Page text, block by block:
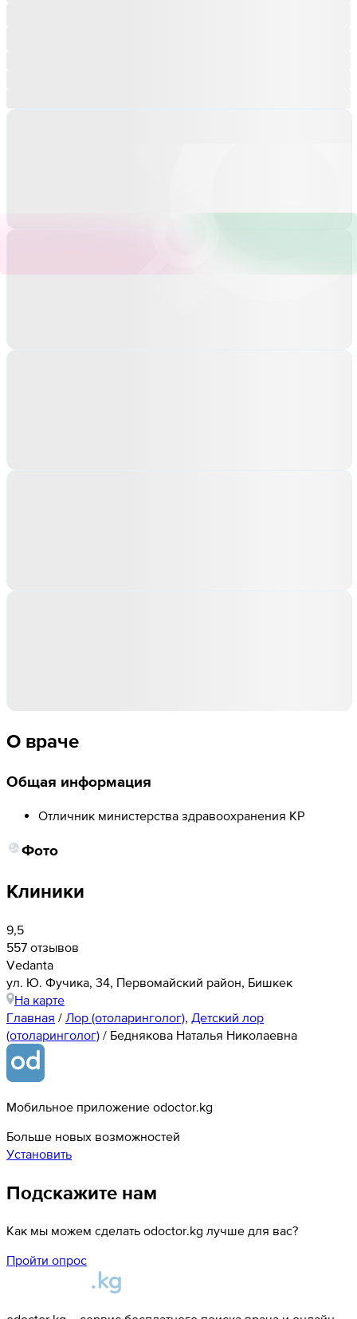
О враче
Общая информация
Отличник министерства здравоохранения КР
Фото
Клиники
9,5
557 отзывов
Vedanta
ул. Ю. Фучика, 34, Первомайский район, Бишкек
На карте
Главная / Лор (отоларинголог), Детский лор
(отоларинголог) / Беднякова Наталья Николаевна
Мобильное приложение odoctor.kg
Больше новых возможностей
Установить
Подскажите нам
Как мы можем сделать odoctor.kg лучше для вас?
Пройти опрос